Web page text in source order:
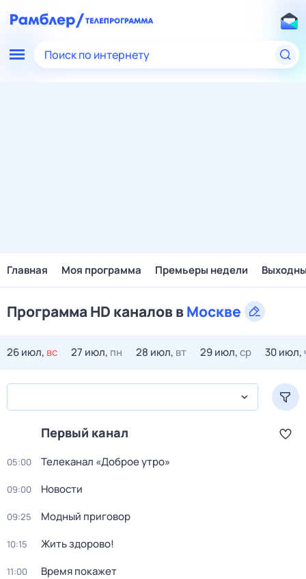
Поиск по интернету
Главная Моя программа Премьеры недели
Программа HD каналов вМоскве
26 июл, вс 27 июл, пн 28 июл, вт 29 июл,ср 30 июл,
Первый канал
05:00 Телеканал «Доброе утро»
09:00 Новости
09:25 Модный приговор
10:15 Жить здорово!
11:00 Время покажет